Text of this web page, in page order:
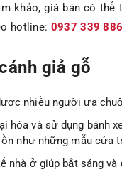
khảo, giá bán có
hotline: 0937 339 886
giả gỗ
nhiều người ưa
hóa và sử dụng bánh
ồn như những mẫu
nhà ở giúp bắt sáng